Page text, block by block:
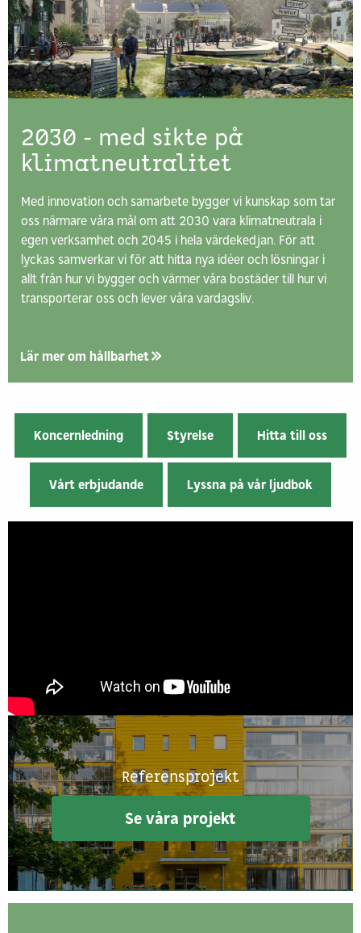
2030 - med sikte på
klimatneutralitet
Med innovation och samarbete bygger vi kunskap som tar
oss närmare våra mål om att 2030 vara klimatneutrala i
egen verksamhet och 2045 i hela värdekedjan. För att
lyckas samverkar vi för att hitta nya idéer och lösningar i
allt från hur vi bygger och värmer våra bostäder till hur vi
transporterar oss och lever våra vardagsliv.
Lär mer om hållbarhet
Koncernledning Styrelse Hitta till oss
Vårt erbjudande Lyssna på vår ljudbok
Referensprojekt
Se våra projekt